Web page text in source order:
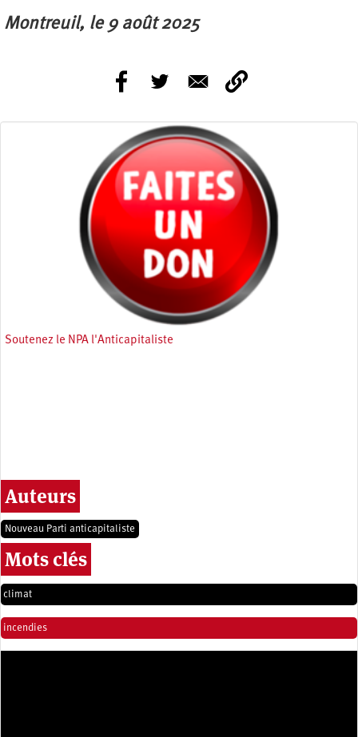
Montreuil, le 9 août 2025
Soutenez le NPA l'Anticapitaliste
Auteurs
Nouveau Parti anticapitaliste
Mots clés
climat
incendies